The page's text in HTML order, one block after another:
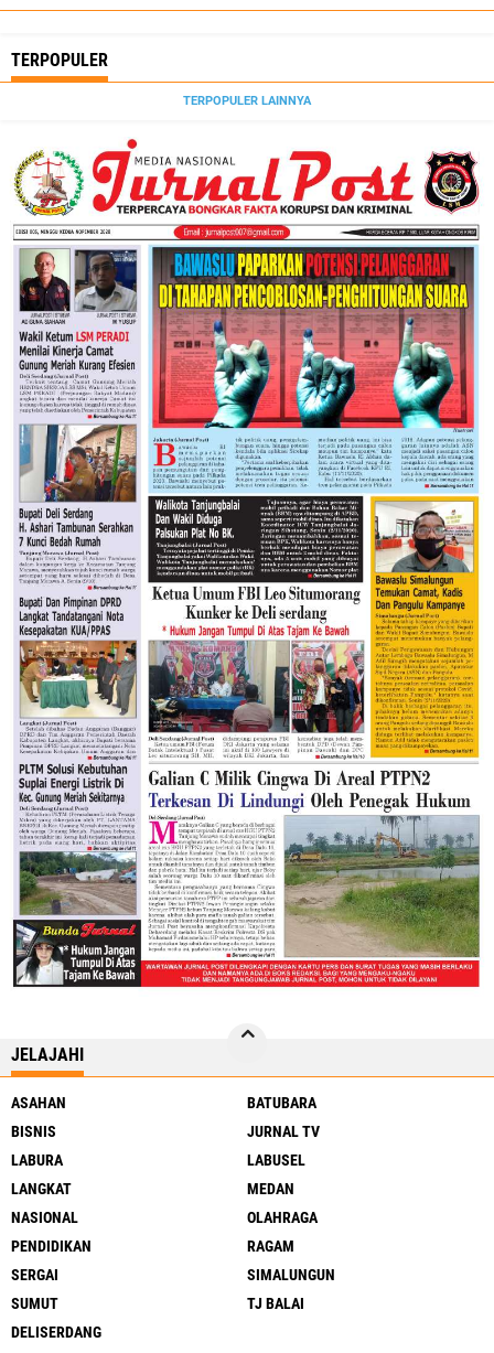
TERPOPULER
TERPOPULER LAINNYA
JELAJAHI
ASAHAN
BATUBARA
BISNIS
JURNAL TV
LABURA
LABUSEL
LANGKAT
MEDAN
NASIONAL
OLAHRAGA
PENDIDIKAN
RAGAM
SERGAI
SIMALUNGUN
SUMUT
TJ BALAI
DELISERDANG